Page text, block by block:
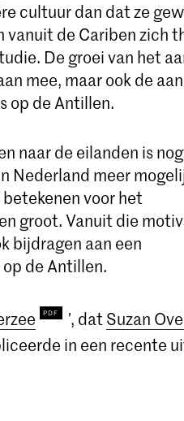
cultuur dan dat ze
de Cariben zich
De groei van het
mee, maar ook de
op de Antillen.
naar de eilanden is
Nederland meer
voor het
groot. Vanuit die
bijdragen aan een
de Antillen.
’, dat Suzan
in een recente